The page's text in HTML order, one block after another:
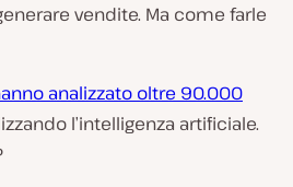
vendite. Ma come farle
analizzato oltre 90.000
l’intelligenza artificiale.